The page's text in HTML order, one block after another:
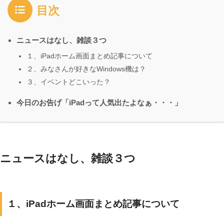
目次
ニュースはなし、雑談３つ
１、iPadホーム画面まとめ記事について
２、みなさんが好きなWindows機は？
３、イベントどこいった？
今日のお告げ「iPadって人気出たよなぁ・・・」
ニュースはなし、雑談３つ
１、iPadホーム画面まとめ記事について